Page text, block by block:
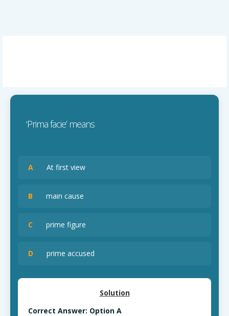
‘Prima facie’ means
A At first view
B main cause
C prime figure
D prime accused
Solution
Correct Answer: Option A